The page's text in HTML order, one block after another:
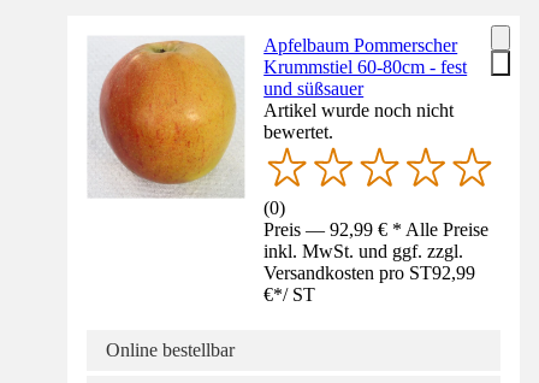
Apfelbaum Pommerscher
Krummstiel 60-80cm - fest
und süßsauer
Artikel wurde noch nicht
bewertet.
(0)
Preis — 92,99 € * Alle Preise
inkl. MwSt. und ggf. zzgl.
Versandkosten pro ST92,99
€*/ ST
Online bestellbar